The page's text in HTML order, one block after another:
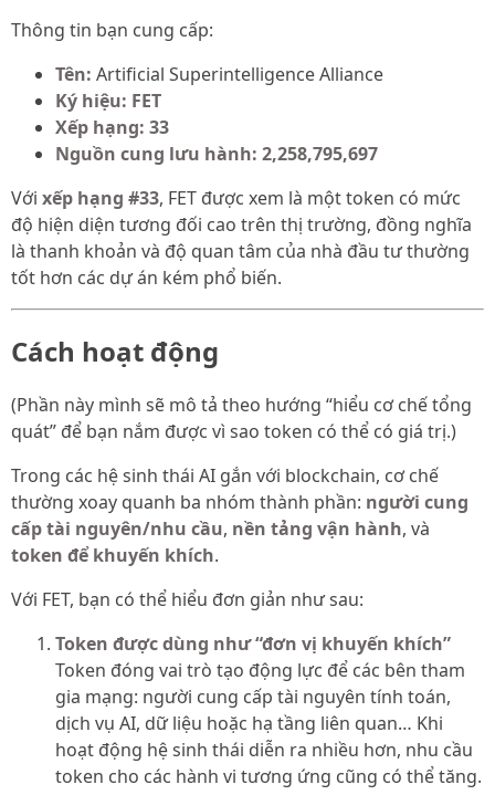
Thông tin bạn cung cấp:
Tên: Artificial Superintelligence Alliance
Ký hiệu: FET
Xếp hạng: 33
Nguồn cung lưu hành: 2,258,795,697
Với xếp hạng #33, FET được xem là một token có mức
độ hiện diện tương đối cao trên thị trường, đồng nghĩa
là thanh khoản và độ quan tâm của nhà đầu tư thường
tốt hơn các dự án kém phổ biến.
Cách hoạt động
(Phần này mình sẽ mô tả theo hướng “hiểu cơ chế tổng
quát” để bạn nắm được vì sao token có thể có giá trị.)
Trong các hệ sinh thái AI gắn với blockchain, cơ chế
thường xoay quanh ba nhóm thành phần: người cung
cấp tài nguyên/nhu cầu, nền tảng vận hành, và
token để khuyến khích.
Với FET, bạn có thể hiểu đơn giản như sau:
Token được dùng như “đơn vị khuyến khích”
Token đóng vai trò tạo động lực để các bên tham
gia mạng: người cung cấp tài nguyên tính toán,
dịch vụ AI, dữ liệu hoặc hạ tầng liên quan… Khi
hoạt động hệ sinh thái diễn ra nhiều hơn, nhu cầu
token cho các hành vi tương ứng cũng có thể tăng.